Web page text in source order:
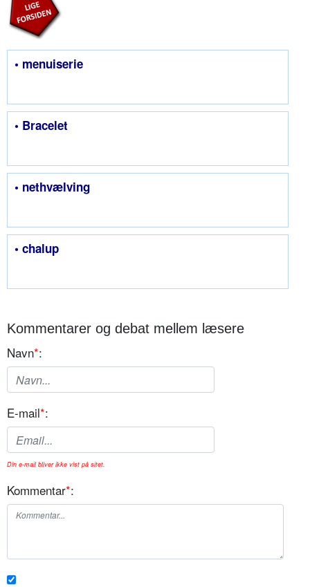
• menuiserie
• Bracelet
• nethvælving
• chalup
Kommentarer og debat mellem læsere
Navn*:
E-mail*:
Din e-mail bliver ikke vist på sitet.
Kommentar*: